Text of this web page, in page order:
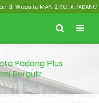
Website MAN 2 KOTA PADANG
Padang Plus
Bergulir